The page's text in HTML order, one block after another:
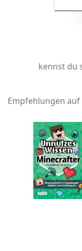
kennst du
Empfehlungen